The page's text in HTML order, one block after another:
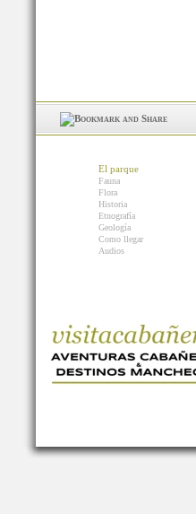
El parque
Fauna
Flora
Historia
Etnografía
Geología
Como llegar
Audios